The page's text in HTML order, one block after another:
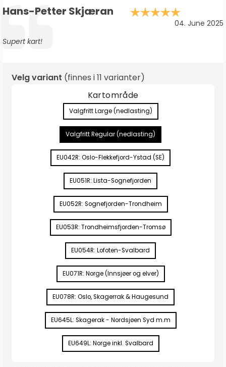
Testimonial
Forfatter:
Hans-Petter Skjæran
Dato:
04. June 2025
Tekst:
Supert kart!
Velg variant (finnes i11 varianter)
Kartområde
Valgfritt Large (nedlasting)
Valgfritt Regular (nedlasting)
EU042R: Oslo-Flekkefjord-Ystad (SE)
EU051R: Lista-Sognefjorden
EU052R: Sognefjorden-Trondheim
EU053R: Trondheimsfjorden-Tromsø
EU054R: Lofoten-Svalbard
EU071R: Norge (Innsjøer og elver)
EU078R: Oslo, Skagerrak & Haugesund
EU645L: Skagerak - Nordsjøen Syd m.m
EU649L: Norge inkl. Svalbard